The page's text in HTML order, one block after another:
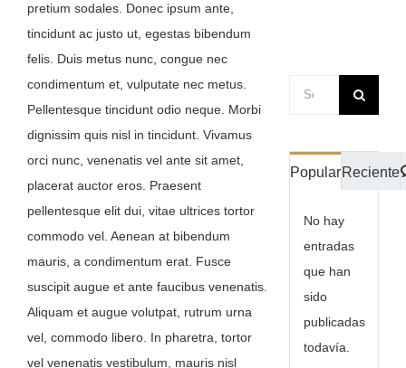
GRUPOS & EXCLUSIVIDAD
ACTIVIDADES PARA HUÉSPEDES
Ir a tienda online
Pulsa para llamarnos
pretium sodales. Donec ipsum ante,
tincidunt ac justo ut, egestas bibendum
felis. Duis metus nunc, congue nec
condimentum et, vulputate nec metus.
Pellentesque tincidunt odio neque. Morbi
dignissim quis nisl in tincidunt. Vivamus
orci nunc, venenatis vel ante sit amet,
placerat auctor eros. Praesent
pellentesque elit dui, vitae ultrices tortor
commodo vel. Aenean at bibendum
mauris, a condimentum erat. Fusce
suscipit augue et ante faucibus venenatis.
Aliquam et augue volutpat, rutrum urna
vel, commodo libero. In pharetra, tortor
vel venenatis vestibulum, mauris nisl
Buscar:
PopularReciente
No hay
entradas
que han
sido
publicadas
todavía.